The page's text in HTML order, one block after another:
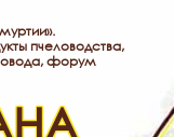
пчеловодства,
форум